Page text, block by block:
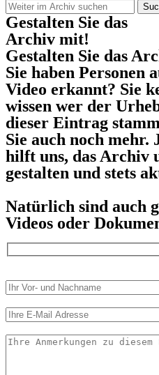
Gestalten Sie das
Archiv mit!
Gestalten Sie das
Sie haben Personen
Video erkannt? Sie
wissen wer der
dieser Eintrag
Sie auch noch
hilft uns, das Archiv
gestalten und stets
Natürlich sind auch
Videos oder